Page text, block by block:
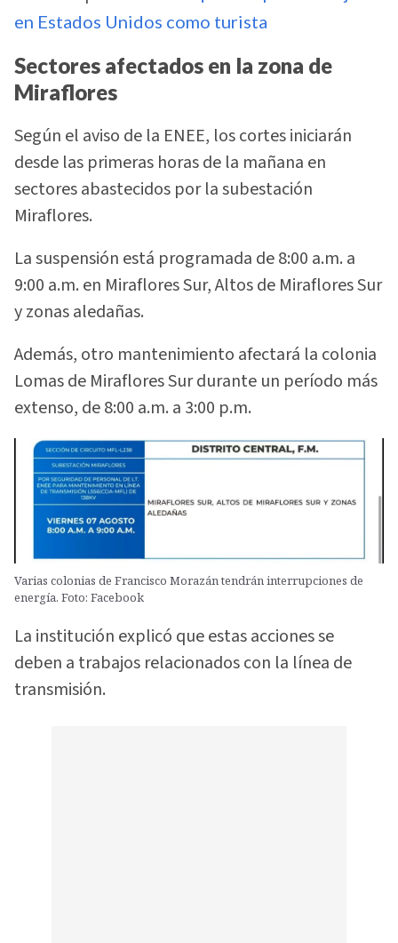
en Estados Unidos como turista
Sectores afectados en la zona de
Miraflores
Según el aviso de la ENEE, los cortes iniciarán
desde las primeras horas de la mañana en
sectores abastecidos por la subestación
Miraflores.
La suspensión está programada de 8:00 a.m. a
9:00 a.m. en Miraflores Sur, Altos de Miraflores Sur
y zonas aledañas.
Además, otro mantenimiento afectará la colonia
Lomas de Miraflores Sur durante un período más
extenso, de 8:00 a.m. a 3:00 p.m.
Varias colonias de Francisco Morazán tendrán interrupciones de
energía. Foto: Facebook
La institución explicó que estas acciones se
deben a trabajos relacionados con la línea de
transmisión.